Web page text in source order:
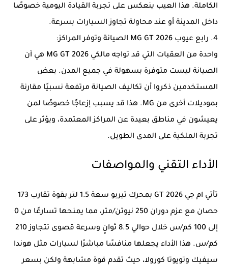
الكاملة. هذا العيب ينعكس على تجربة القيادة اليومية خصوصًا
داخل المدينة أو عند محاولة تجاوز السيارات بسرعة.
4. رابع عيوب MG GT 2026 الصيانة وتوفر المراكز:
واحدة من العقبات التي قد تواجه مالكي MG GT 2026 هي أن
الصيانة ليست متوفرة بسهولة في جميع المدن. بعض
المستخدمين ذكروا أن تكاليف الصيانة مرتفعة نسبيًا مقارنة
بموديلات أخرى من MG. هذا قد يسبب إزعاجًا خصوصًا لمن
يعيشون في مناطق بعيدة عن المراكز المعتمدة، ويؤثر على
تجربة الملكية على المدى الطويل.
الأداء التقني والمواصفات
تأتي ام جي GT 2026 بمحرك تيربو سعة 1.5 لتر بقوة تقارب 173
حصان مع عزم دوران 250 نيوتن/متر، مما يمنحها تسارعًا من 0
إلى 100 كم/س خلال حوالي 8.5 ثوانٍ وسرعة قصوى تتجاوز 210
كم/س. هذا الأداء يجعلها منافسًا مباشرًا لسيارات مثل هوندا
سيفيك وتويوتا كورولا، حيث تقدم قوة مشابهة ولكن بسعر